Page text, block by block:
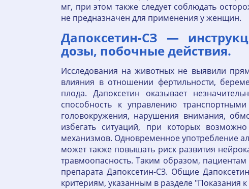
мг, при этом также следует соблюдать
не предназначен для применения у женщин.
Дапоксетин-СЗ —
дозы, побочные действия.
Исследования на животных не выявили
влияния в отношении фертильности,
плода. Дапоксетин оказывает
способность к управлению
головокружения, нарушения внимания,
избегать ситуаций, при которых
механизмов. Одновременное употребление
может также повышать риск развития
травмоопасность. Таким образом,
препарата Дапоксетин-СЗ. Общие
критериям, указанным в разделе "Показания